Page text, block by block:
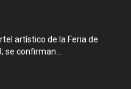
artístico de la Feria de
se confirman...